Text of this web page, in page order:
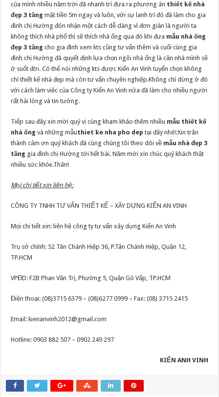
của mình nhiều năm trời đã nhanh trí đưa ra phương án thiết kế nhà
đẹp 3 tầng mặt tiền 5m ngay và luôn, với sự lanh trí đó đã làm cho gia
đình chị Hường đón nhận một cách dễ dàng vì đơn giản là người ta
không thích nhà phố thì sẽ thích nhà ống qua đó khi đưa mẫu nhà ống
đẹp 3 tầng cho gia đình xem kts cũng tư vấn thêm và cuối cùng gia
đình chị Hường đã quyết định lựa chọn ngôi nhà ống là căn nhà mình sẽ
ở suốt đời. Có thể nói những kts được Kiến An Vinh tuyển chọn không
chỉ thiết kế nhà đẹp mà còn tư vấn chuyên nghiệp.Không chỉ dừng ở đó
với cách làm việc của Công ty Kiến An Vinh nữa đã làm cho nhiều người
rất hài lòng và tin tưởng.
Tiếp sau đây xin mời quý vị cùng kham khảo thêm nhiều mẫu thiết kế
nhà ốngvà những mẫuthiet ke nha pho dep tại đây nhé!:Xin trân
thành cảm ơn quý khách đã cùng chúng tôi theo dõi về mẫu nhà đẹp 3
tầng gia đình chị Hường tới hết bài. Năm mới xin chúc quý khách thật
nhiều sức khỏe.Thân!
Mọi chi tiết xin liên hệ:
CÔNG TY TNHH TƯ VẤN THIẾT KẾ – XÂY DỰNG KIẾN AN VINH
Mọi chi tiết xin: liên hệ công ty tư vấn xây dựng Kiến An Vinh
Trụ sở chính: 52 Tân Chánh Hiệp 36, P.Tân Chánh Hiệp, Quận 12,
TP.HCM
VPĐD: F2B Phan Văn Trị, Phường 5, Quận Gò Vấp, TP.HCM
Điện thoại: (08)3715 6379 – (08)6277 0999 – Fax: (08) 3715 2415
Email: kienanvinh2012@gmail.com
Hotline: 0903 882 507 – 0902 249 297
KIẾN ANH VINH